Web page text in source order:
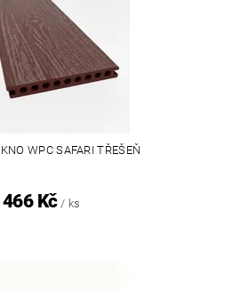
WPC SAFARI TŘEŠEŇ
Kč / ks